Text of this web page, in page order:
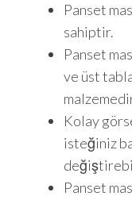
Panset
sahiptir.
Panset
ve üst
Kolay
isteğiniz
Panset